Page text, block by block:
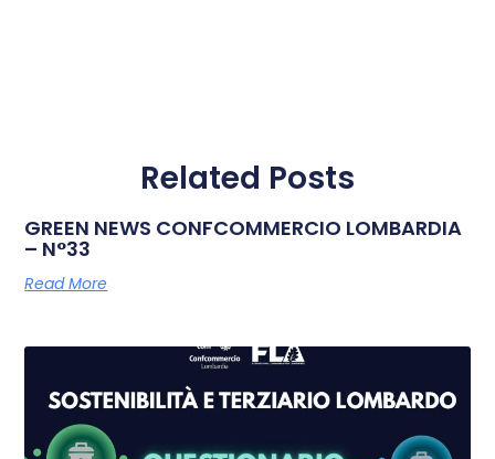
Related Posts
GREEN NEWS CONFCOMMERCIO LOMBARDIA
– N°33
Read More